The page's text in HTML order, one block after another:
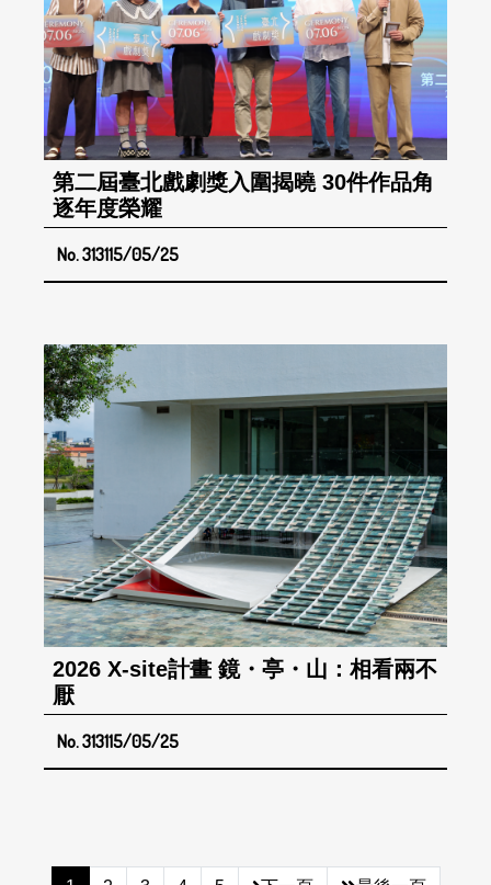
第二屆臺北戲劇獎入圍揭曉 30件作品角
逐年度榮耀
No. 313115/05/25
2026 X-site計畫 鏡・亭・山：相看兩不
厭
No. 313115/05/25